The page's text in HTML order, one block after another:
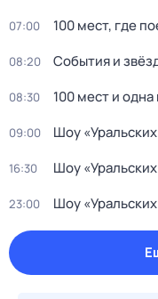
07:00 100 мест, где
08:20 События и
08:30 100 мест и одна
09:00 Шоу
16:30 Шоу
23:00 Шоу